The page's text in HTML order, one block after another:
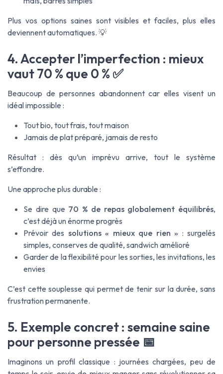
Plus vos options saines sont visibles et faciles, plus elles
deviennent automatiques. 💡
4. Accepter l’imperfection : mieux
vaut 70 % que 0 % ✅
Beaucoup de personnes abandonnent car elles visent un
idéal impossible :
Tout bio, tout frais, tout maison
Jamais de plat préparé, jamais de resto
Résultat : dès qu’un imprévu arrive, tout le système
s’effondre.
Une approche plus durable :
Se dire que 70 % de repas globalement équilibrés,
c’est déjà un énorme progrès
Prévoir des solutions « mieux que rien » : surgelés
simples, conserves de qualité, sandwich amélioré
Garder de la flexibilité pour les sorties, les invitations, les
envies
C’est cette souplesse qui permet de tenir sur la durée, sans
frustration permanente.
5. Exemple concret : semaine saine
pour personne pressée 📅
Imaginons un profil classique : journées chargées, peu de